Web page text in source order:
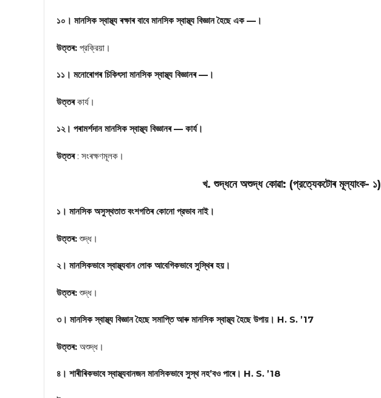
১০। মানসিক স্বাস্থ্য ৰক্ষাৰ বাবে মানসিক স্বাস্থ্য বিজ্ঞান হৈছে এক —।
উত্তৰ: প্রক্রিয়া।
১১। মনোৰোগৰ চিকিৎসা মানসিক স্বাস্থ্য বিজ্ঞানৰ —।
উত্তৰকাৰ্য।
১২। পৰামৰ্শদান মানসিক স্বাস্থ্য বিজ্ঞানৰ — কাৰ্য।
উত্তৰ: সংৰক্ষণমূলক।
খ. শুদ্ধনে অশুদ্ধ কোৱা: (প্রত্যেকটোৰ মূল্যাংক- ১)
১। মানসিক অসুস্থতাত বংশগতিৰ কোনো প্রভাব নাই।
উত্তৰ: শুদ্ধ।
২। মানসিকভাবে স্বাস্থ্যবান লোক আবেগিকভাবে সুস্থিৰ হয়।
উত্তৰ: শুদ্ধ।
৩। মানসিক স্বাস্থ্য বিজ্ঞান হৈছে সমাপ্তি আৰু মানসিক স্বাস্থ্য হৈছে উপায়। H. S. ’17
উত্তৰ: অশুদ্ধ।
৪। শাৰীৰিকভাবে স্বাস্থ্যবানজন মানসিকভাবে সুস্থ নহ’বও পাৰে। H. S. ’18